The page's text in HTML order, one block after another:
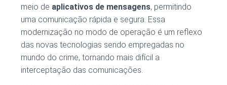
meio de aplicativos de mensagens, permitindo
uma comunicação rápida e segura. Essa
modernização no modo de operação é um reflexo
das novas tecnologias sendo empregadas no
mundo do crime, tornando mais difícil a
interceptação das comunicações.